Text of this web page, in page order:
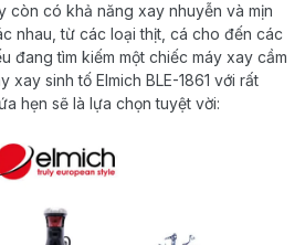
còn có khả năng xay nhuyễn và mịn
nhau, từ các loại thịt, cá cho đến các
đang tìm kiếm một chiếc máy xay cầm
xay sinh tố Elmich BLE-1861 với rất
hẹn sẽ là lựa chọn tuyệt vời: